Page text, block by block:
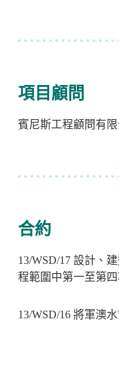
項目顧問
賓尼斯工程顧問有
合約
13/WSD/17 設計、
程範圍中第一至第
13/WSD/16 將軍澳